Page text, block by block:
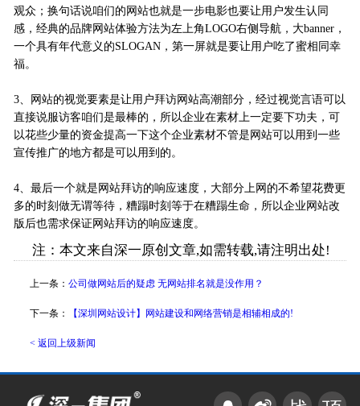
观众；换句话说咱们的网站也就是一步电影也要让用户发生认同
感，经典的品牌网站体验方法为左上角LOGO右侧导航，大banner，
一个具有年代意义的SLOGAN，第一屏就是要让用户吃了蜜相同幸
福。
3、网站的视觉要素是让用户拜访网站高潮部分，经过视觉言语可以
直接说服访客咱们是最棒的，所以企业在素材上一定要下功夫，可
以花些少量的资金提高一下这个企业素材不管是网站可以用到一些
宣传推广的地方都是可以用到的。
4、最后一个就是网站拜访的响应速度，大部分上网的不希望花费更
多的时刻做无谓等待，糟蹋时刻等于在糟蹋生命，所以企业网站改
版后也需求保证网站拜访的响应速度。
注：本文来自深一原创文章,如需转载,请注明出处!
上一条： 公司做网站后的疑虑 无网站排名就是没作用？
下一条： 【深圳网站设计】网站建设和网络营销是相辅相成的!
< 返回上级新闻